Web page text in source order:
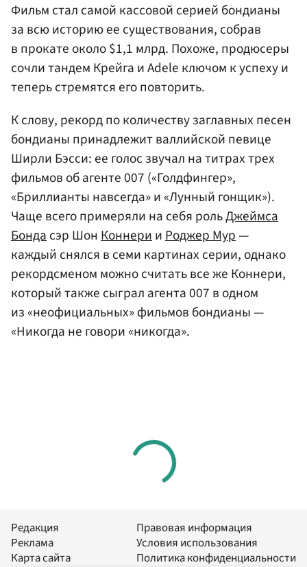
Фильм стал самой кассовой серией бондианы
за всю историю ее существования, собрав
в прокате около $1,1 млрд. Похоже, продюсеры
сочли тандем Крейга и Adele ключом к успеху и
теперь стремятся его повторить.
К слову, рекорд по количеству заглавных песен
бондианы принадлежит валлийской певице
Ширли Бэсси: ее голос звучал на титрах трех
фильмов об агенте 007 («Голдфингер»,
«Бриллианты навсегда» и «Лунный гонщик»).
Чаще всего примеряли на себя рольДжеймса
Бондасэр ШонКоннерииРоджер Мур—
каждый снялся в семи картинах серии, однако
рекордсменом можно считать все же Коннери,
который также сыграл агента 007 в одном
из «неофициальных» фильмов бондианы —
«Никогда не говори «никогда».
Редакция
Реклама
Карта сайта
Правовая информация
Условия использования
Политика конфиденциальности